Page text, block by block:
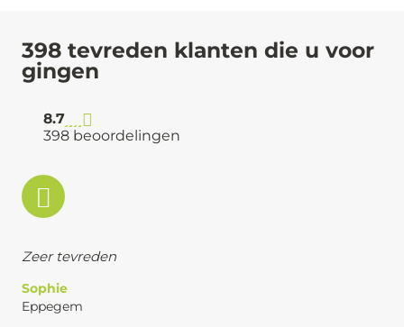
398 tevreden klanten die u voor
gingen
8.7
398 beoordelingen
Zeer tevreden
Sophie
Eppegem